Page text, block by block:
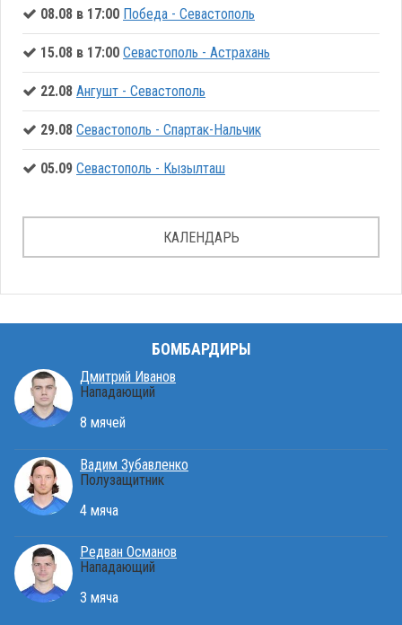
08.08 в 17:00 Победа - Севастополь
15.08 в 17:00 Севастополь - Астрахань
22.08 Ангушт - Севастополь
29.08 Севастополь - Спартак-Нальчик
05.09 Севастополь - Кызылташ
КАЛЕНДАРЬ
БОМБАРДИРЫ
Дмитрий Иванов
Нападающий
8 мячей
Вадим Зубавленко
Полузащитник
4 мяча
Редван Османов
Нападающий
3 мяча